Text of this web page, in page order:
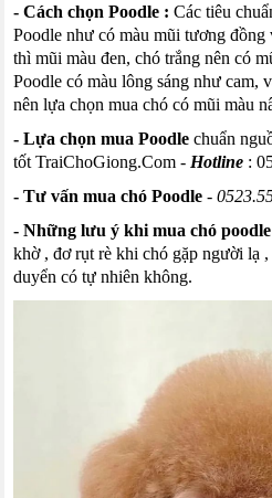
- Cách chọn Poodle :Các tiêu
Poodle như có màu mũi tương
thì mũi màu đen, chó trắng nên có
Poodle có màu lông sáng như cam,
nên lựa chọn mua chó có mũi màu
- Lựa chọn mua Poodle chuẩn
tốtTraiChoGiong.Com - Hotline :
- Tư vấn mua chó Poodle -
- Những lưu ý khi mua chó
khờ , đơ rụt rè khi chó gặp người lạ
duyển có tự nhiên không.